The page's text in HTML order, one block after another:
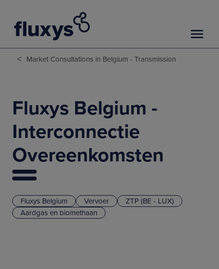
< Market Consultations in Belgium - Transmission
Fluxys Belgium Vervoer
ZTP (BE - LUX)
Aardgas en biomethaan
Fluxys Belgium -
Interconnectie
Overeenkomsten